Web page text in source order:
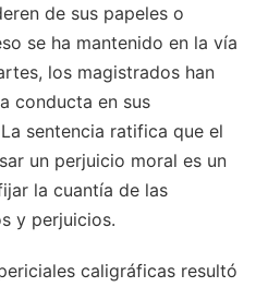
de sus papeles o
se ha mantenido en la vía
los magistrados han
conducta en sus
sentencia ratifica que el
un perjuicio moral es un
la cuantía de las
y perjuicios.
caligráficas resultó